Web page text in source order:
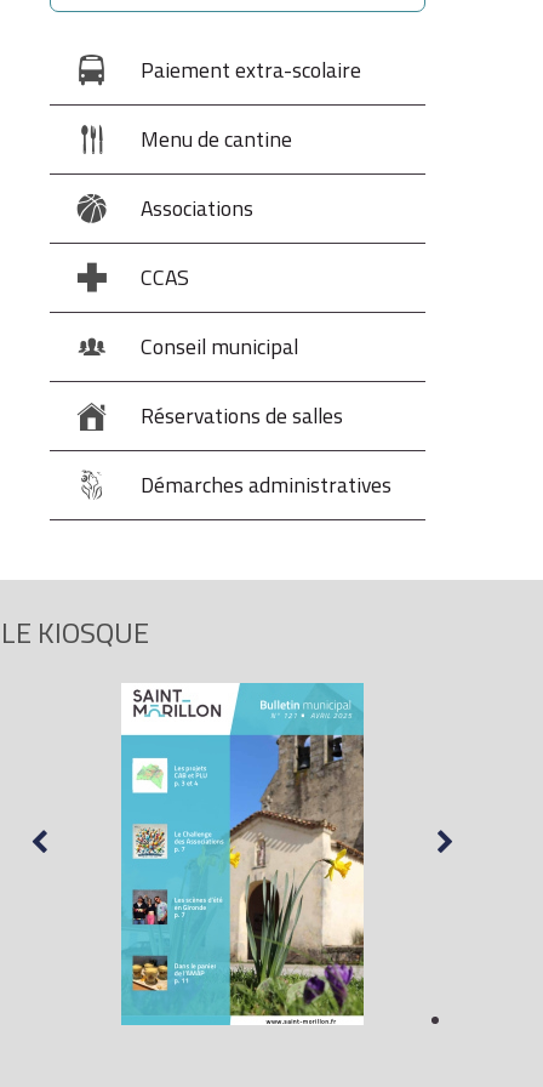
Paiement extra-scolaire
Menu de cantine
Associations
CCAS
Conseil municipal
Réservations de salles
Démarches administratives
LE KIOSQUE